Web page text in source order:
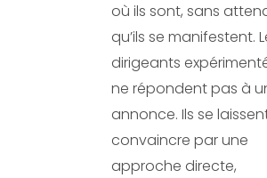
où ils sont, sans
qu’ils se manifestent.
dirigeants
ne répondent pas à
annonce. Ils se
convaincre par une
approche directe,